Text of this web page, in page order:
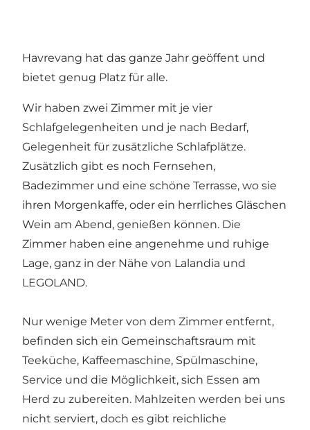
Havrevang hat das ganze Jahr geöffent und
bietet genug Platz für alle.
Wir haben zwei Zimmer mit je vier
Schlafgelegenheiten und je nach Bedarf,
Gelegenheit für zusätzliche Schlafplätze.
Zusätzlich gibt es noch Fernsehen,
Badezimmer und eine schöne Terrasse, wo sie
ihren Morgenkaffe, oder ein herrliches Gläschen
Wein am Abend, genießen können. Die
Zimmer haben eine angenehme und ruhige
Lage, ganz in der Nähe von Lalandia und
LEGOLAND.
Nur wenige Meter von dem Zimmer entfernt,
befinden sich ein Gemeinschaftsraum mit
Teeküche, Kaffeemaschine, Spülmaschine,
Service und die Möglichkeit, sich Essen am
Herd zu zubereiten. Mahlzeiten werden bei uns
nicht serviert, doch es gibt reichliche